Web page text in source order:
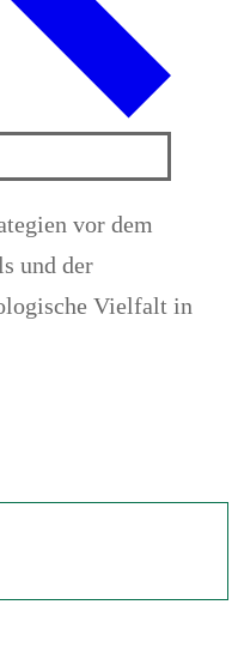
vor dem
und der
Vielfalt in